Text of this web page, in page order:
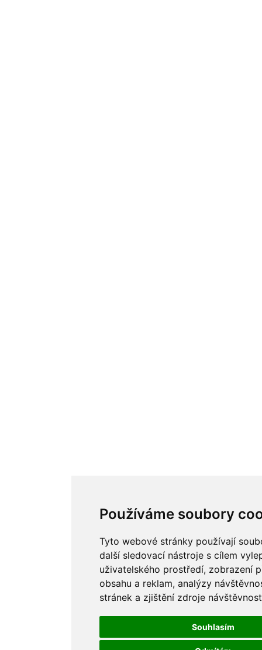
Používáme soubory
Tyto webové stránky používají
další sledovací nástroje s cílem
uživatelského prostředí, zobrazení
obsahu a reklam, analýzy
stránek a zjištění zdroje
Souhlasím